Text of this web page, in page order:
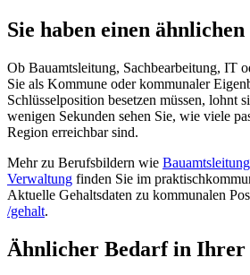
Sie haben einen
Ob Bauamtsleitung, Sachbearbeitung, IT
Sie als Kommune oder kommunaler
Schlüsselposition besetzen müssen, lohnt
wenigen Sekunden sehen Sie, wie viele
Region erreichbar sind.
Mehr zu Berufsbildern wie
Verwaltung finden Sie im
Aktuelle Gehaltsdaten zu kommunalen
/gehalt.
Ähnlicher Bedarf in Ihrer